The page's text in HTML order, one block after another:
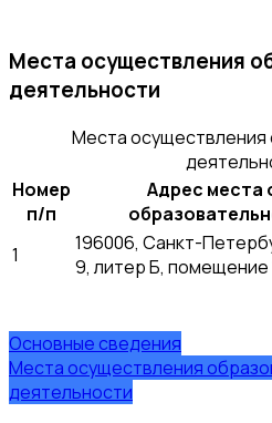
Места осуществления
деятельности
Места осуществления
Номер
п/п
Адрес места
1
196006, Санкт-
9, литер Б, помещение
Основные сведения
Места осуществления
деятельности